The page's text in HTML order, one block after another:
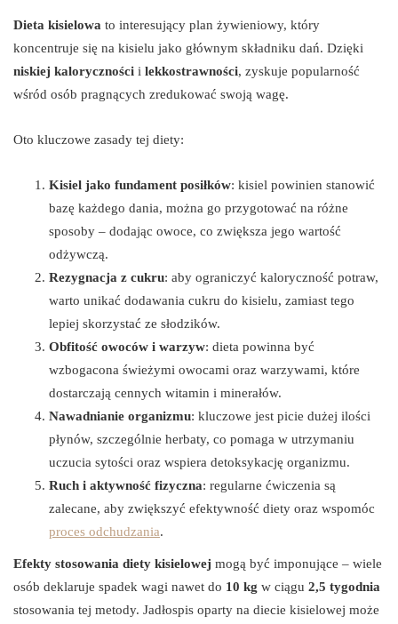
Dieta kisielowa to interesujący plan żywieniowy, który
koncentruje się na kisielu jako głównym składniku dań. Dzięki
niskiej kaloryczności i lekkostrawności, zyskuje popularność
wśród osób pragnących zredukować swoją wagę.
Oto kluczowe zasady tej diety:
Kisiel jako fundament posiłków: kisiel powinien stanowić
bazę każdego dania, można go przygotować na różne
sposoby – dodając owoce, co zwiększa jego wartość
odżywczą.
Rezygnacja z cukru: aby ograniczyć kaloryczność potraw,
warto unikać dodawania cukru do kisielu, zamiast tego
lepiej skorzystać ze słodzików.
Obfitość owoców i warzyw: dieta powinna być
wzbogacona świeżymi owocami oraz warzywami, które
dostarczają cennych witamin i minerałów.
Nawadnianie organizmu: kluczowe jest picie dużej ilości
płynów, szczególnie herbaty, co pomaga w utrzymaniu
uczucia sytości oraz wspiera detoksykację organizmu.
Ruch i aktywność fizyczna: regularne ćwiczenia są
zalecane, aby zwiększyć efektywność diety oraz wspomóc
proces odchudzania.
Efekty stosowania diety kisielowej mogą być imponujące – wiele
osób deklaruje spadek wagi nawet do 10 kg w ciągu 2,5 tygodnia
stosowania tej metody. Jadłospis oparty na diecie kisielowej może